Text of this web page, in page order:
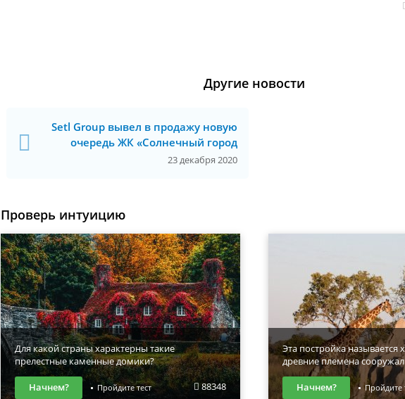
Другие новости
Setl Group вывел в продажу новую
очередь ЖК «Солнечный город
23 декабря 2020
Проверь интуицию
Для какой страны характерны такие
прелестные каменные домики?
88348
Начнем? Пройдите тест
Эта постройка называется
древние племена
Начнем? Пройдите